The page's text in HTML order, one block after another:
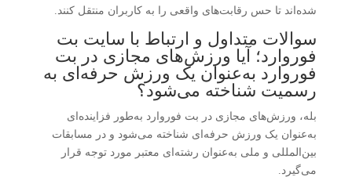
شده‌اند تا حس رقابت‌های واقعی را به کاربران منتقل کنند.
سوالات متداول و ارتباط با سایت بت
فوروارد؛ آیا ورزش‌های مجازی در بت
فوروارد به‌عنوان یک ورزش حرفه‌ای به
رسمیت شناخته می‌شود؟
بله، ورزش‌های مجازی در بت فوروارد به‌طور فزاینده‌ای
به‌عنوان یک ورزش حرفه‌ای شناخته می‌شود و در مسابقات
بین‌المللی و ملی به‌عنوان رشته‌ای معتبر مورد توجه قرار
می‌گیرد.